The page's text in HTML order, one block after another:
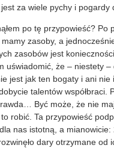
jest za wiele pychy i pogardy
po tę przypowieść? Po
zasoby, a
zasobów jest
uświadomić, że – niestety –
jest jak ten bogaty i ani
talentów współbraci.
Być może, że nie
robić. Ta przypowieść
nas istotną, a
dary otrzymane od